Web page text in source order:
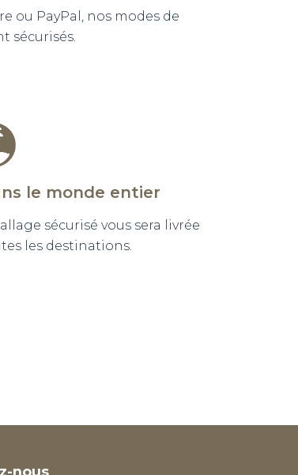
ou PayPal, nos modes de
sécurisés.
le monde entier
sécurisé vous sera livrée
les destinations.